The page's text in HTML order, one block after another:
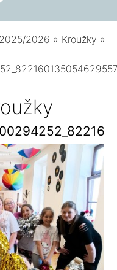
2026 » Kroužky »